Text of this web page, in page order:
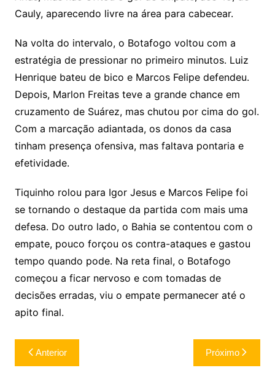
Cauly, aparecendo livre na área para cabecear.
Na volta do intervalo, o Botafogo voltou com a
estratégia de pressionar no primeiro minutos. Luiz
Henrique bateu de bico e Marcos Felipe defendeu.
Depois, Marlon Freitas teve a grande chance em
cruzamento de Suárez, mas chutou por cima do gol.
Com a marcação adiantada, os donos da casa
tinham presença ofensiva, mas faltava pontaria e
efetividade.
Tiquinho rolou para Igor Jesus e Marcos Felipe foi
se tornando o destaque da partida com mais uma
defesa. Do outro lado, o Bahia se contentou com o
empate, pouco forçou os contra-ataques e gastou
tempo quando pode. Na reta final, o Botafogo
começou a ficar nervoso e com tomadas de
decisões erradas, viu o empate permanecer até o
apito final.
Navegação
de
Anterior Próximo